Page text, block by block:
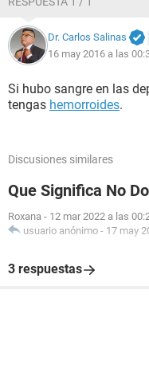
Dr. Carlos Salinas
16 may 2016 a las
Si hubo sangre en las
tengas hemorroides.
Discusiones similares
Que Significa No
Roxana - 12 mar 2022 a las
usuario anónimo - 17 may
3 respuestas